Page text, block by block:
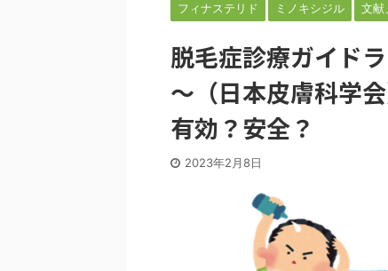
フィナステリド ミノキシジル 文献
脱毛症診療ガイド
～（日本皮膚科学
有効？安全？
2023年2月8日